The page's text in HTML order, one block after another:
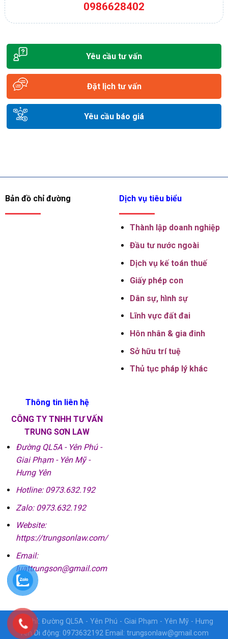
0986628402
Yêu cầu tư vấn
Đặt lịch tư vấn
Yêu cầu báo giá
Bản đồ chỉ đường Dịch vụ tiêu biểu
Thành lập doanh nghiệp
Đầu tư nước ngoài
Dịch vụ kế toán thuế
Giấy phép con
Dân sự, hình sự
Lĩnh vực đất đai
Hôn nhân & gia đinh
Sở hữu trí tuệ
Thủ tục pháp lý khác
Thông tin liên hệ
CÔNG TY TNHH TƯ VẤN
TRUNG SƠN LAW
Đường QL5A - Yên Phú -
Giai Phạm - Yên Mỹ -
Hưng Yên
Hotline: 0973.632.192
Zalo: 0973.632.192
Website:
https://trungsonlaw.com/
Email:
luattrungson@gmail.com
Địa chỉ: Đường QL5A - Yên Phú - Giai Phạm - Yên Mỹ - Hưng
Yên Di động: 0973632192 Email: trungsonlaw@gmail.com